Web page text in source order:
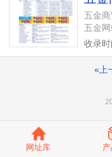
五金
五金
产品
及与
收录
«上
网址库